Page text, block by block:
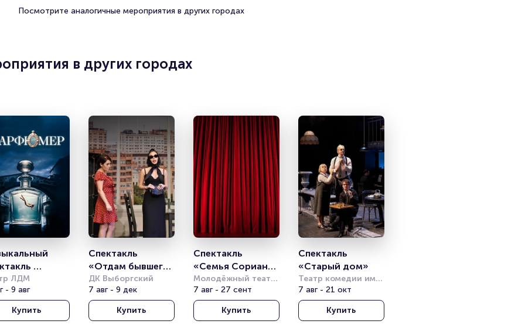
Посмотрите аналогичные мероприятия в других городах
в других городах
ЛДМ
- 9 авг
Купить
Спектакль
«Отдам бывшего
в хорошие руки»
ДК Выборгский
7 авг - 9 дек
Купить
Спектакль
«Семья Сориано,
или Итальянская
комедия»
Молодёжный театр
на Фонтанке
7 авг - 27 сент
Купить
Спектакль
«Старый дом»
Театр комедии им.
Акимова
7 авг - 21 окт
Купить